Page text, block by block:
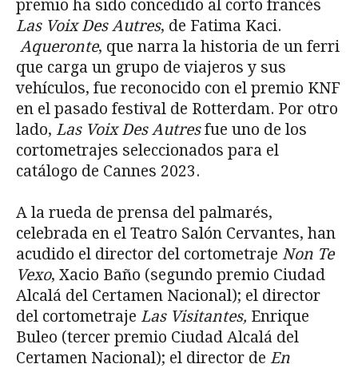
premio ha sido concedido al corto francés
Las Voix Des Autres, de Fatima Kaci.
Aqueronte, que narra la historia de un ferri
que carga un grupo de viajeros y sus
vehículos, fue reconocido con el premio KNF
en el pasado festival de Rotterdam. Por otro
lado, Las Voix Des Autresfue uno de los
cortometrajes seleccionados para el
catálogo de Cannes 2023.
A la rueda de prensa del palmarés,
celebrada en el Teatro Salón Cervantes, han
acudido el director del cortometraje Non Te
Vexo, Xacio Baño (segundo premio Ciudad
Alcalá del Certamen Nacional); el director
del cortometraje Las Visitantes, Enrique
Buleo (tercer premio Ciudad Alcalá del
Certamen Nacional); el director de En